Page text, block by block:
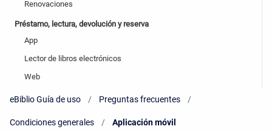
Renovaciones
Préstamo, lectura, devolución y reserva
App
Lector de libros electrónicos
Web
eBiblio Guía de uso Preguntas frecuentes
Condiciones generales Current:
Aplicación móvil